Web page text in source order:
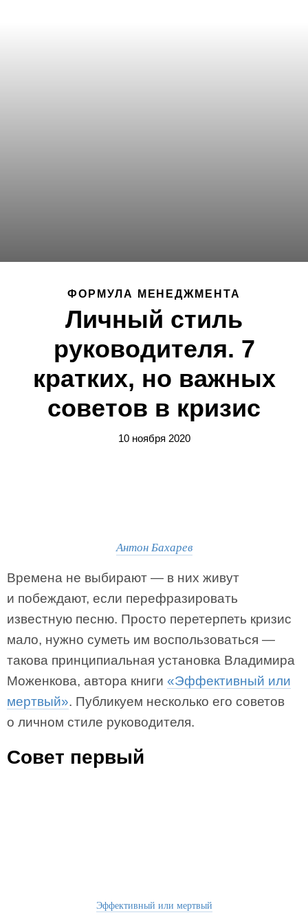
ФОРМУЛА МЕНЕДЖМЕНТА
Личный стиль
руководителя. 7
кратких, но важных
советов в кризис
10 ноября 2020
Антон Бахарев
Времена не выбирают — в них живут
и побеждают, если перефразировать
известную песню. Просто перетерпеть кризис
мало, нужно суметь им воспользоваться —
такова принципиальная установка Владимира
Моженкова, автора книги «Эффективный или
мертвый». Публикуем несколько его советов
о личном стиле руководителя.
Совет первый
Эффективный или мертвый